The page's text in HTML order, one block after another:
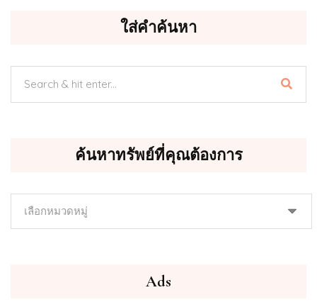
ใส่คำค้นหา
ค้นหาทรัพย์ที่คุณต้องการ
Ads